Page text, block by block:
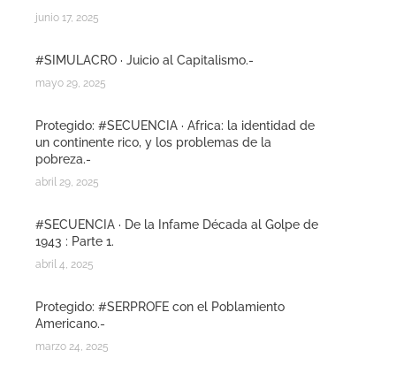
junio 17, 2025
#SIMULACRO · Juicio al Capitalismo.-
mayo 29, 2025
Protegido: #SECUENCIA · Africa: la identidad de
un continente rico, y los problemas de la
pobreza.-
abril 29, 2025
#SECUENCIA · De la Infame Década al Golpe de
1943 : Parte 1.
abril 4, 2025
Protegido: #SERPROFE con el Poblamiento
Americano.-
marzo 24, 2025